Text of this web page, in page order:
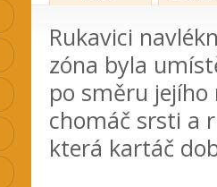
Rukavici
zóna byla
po směru
chomáč srsti a
která kartáč